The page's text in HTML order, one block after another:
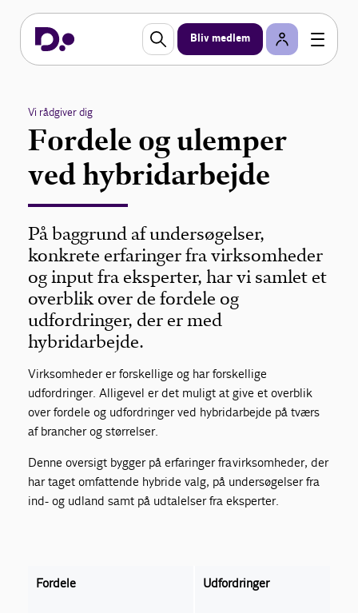
Bliv medlem
Vi rådgiver dig
Fordele og ulemper
ved hybridarbejde
På baggrund af undersøgelser,
konkrete erfaringer fra virksomheder
og input fra eksperter, har vi samlet et
overblik over de fordele og
udfordringer, der er med
hybridarbejde.
Virksomheder er forskellige og har forskellige
udfordringer. Alligevel er det muligt at give et overblik
over fordele og udfordringer ved hybridarbejde på tværs
af brancher og størrelser.
Denne oversigt bygger på erfaringer fra virksomheder, der
har taget omfattende hybride valg, på undersøgelser fra
ind- og udland samt på udtalelser fra eksperter.
Fordele Udfordringer